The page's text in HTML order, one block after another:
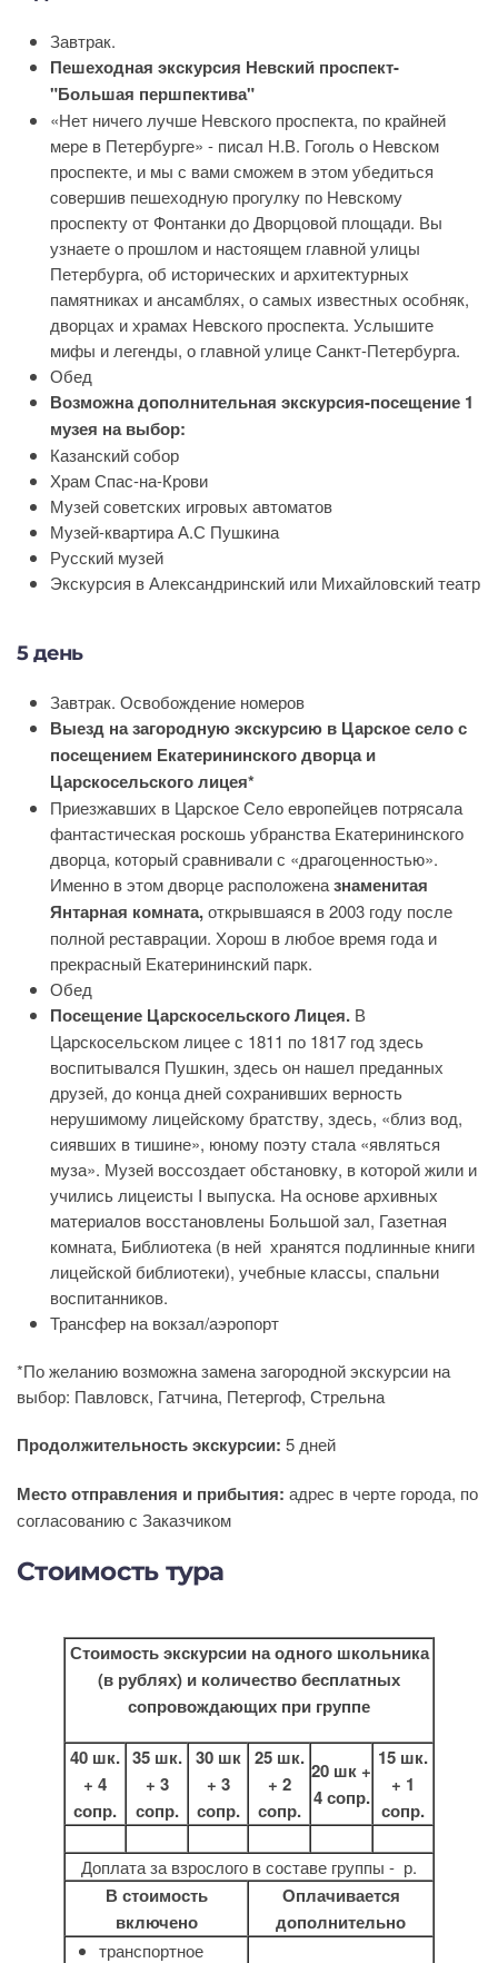
Завтрак.
Пешеходная экскурсия Невский проспект-
"Большая першпектива"
«Нет ничего лучше Невского проспекта, по крайней
мере в Петербурге» - писал Н.В. Гоголь о Невском
проспекте, и мы с вами сможем в этом убедиться
совершив пешеходную прогулку по Невскому
проспекту от Фонтанки до Дворцовой площади. Вы
узнаете о прошлом и настоящем главной улицы
Петербурга, об исторических и архитектурных
памятниках и ансамблях, о самых известных особняк,
дворцах и храмах Невского проспекта. Услышите
мифы и легенды, о главной улице Санкт-Петербурга.
Обед
Возможна дополнительная экскурсия-посещение 1
музея на выбор:
Казанский собор
Храм Спас-на-Крови
Музей советских игровых автоматов
Музей-квартира А.С Пушкина
Русский музей
Экскурсия в Александринский или Михайловский театр
5 день
Завтрак. Освобождение номеров
Выезд на загородную экскурсию в Царское село с
посещением Екатерининского дворца и
Царскосельского лицея*
Приезжавших в Царское Село европейцев потрясала
фантастическая роскошь убранства Екатерининского
дворца, который сравнивали с «драгоценностью».
Именно в этом дворце расположеназнаменитая
Янтарная комната,открывшаяся в 2003 году после
полной реставрации. Хорош в любое время года и
прекрасный Екатерининский парк.
Обед
Посещение Царскосельского Лицея. В
Царскосельском лицее с 1811 по 1817 год здесь
воспитывался Пушкин, здесь он нашел преданных
друзей, до конца дней сохранивших верность
нерушимому лицейскому братству, здесь, «близ вод,
сиявших в тишине», юному поэту стала «являться
муза». Музей воссоздает обстановку, в которой жили и
учились лицеисты I выпуска. На основе архивных
материалов восстановлены Большой зал, Газетная
комната, Библиотека (в ней хранятся подлинные книги
лицейской библиотеки), учебные классы, спальни
воспитанников.
Трансфер на вокзал/аэропорт
*По желанию возможна замена загородной экскурсии на
выбор: Павловск, Гатчина, Петергоф, Стрельна
Продолжительность экскурсии: 5 дней
Место отправления и прибытия: адрес в черте города, по
согласованию с Заказчиком
Стоимость тура
Стоимость экскурсии на одного школьника
(в рублях) и количество бесплатных
сопровождающих при группе
40 шк.
+ 4
сопр.
35 шк.
+ 3
сопр.
30 шк
+ 3
сопр.
25 шк.
+ 2
сопр.
20 шк +
4 сопр.
15 шк.
+ 1
сопр.
Доплата за взрослого в составе группы - р.
В стоимость
включено
Оплачивается
дополнительно
транспортное